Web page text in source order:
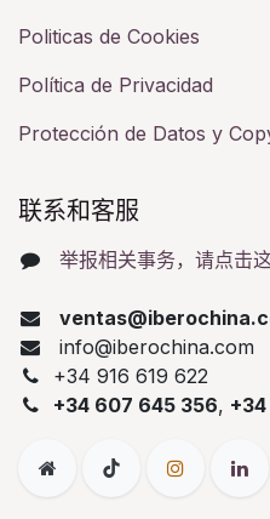
Politicas de Cookies
Política de Privacidad
Protección de Datos y
联系和客服​
举报相关事务，请点击
info@iberochina.com
+34 916 619 622
+34 607 645 356,